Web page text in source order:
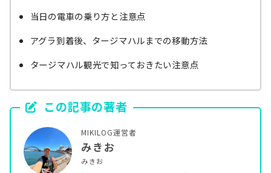
当日の電車の乗り方と注意点
アグラ到着後、タージマハルまでの移動方法
タージマハル観光で知っておきたい注意点
この記事の著者
MIKILOG運営者
みきお
みきお